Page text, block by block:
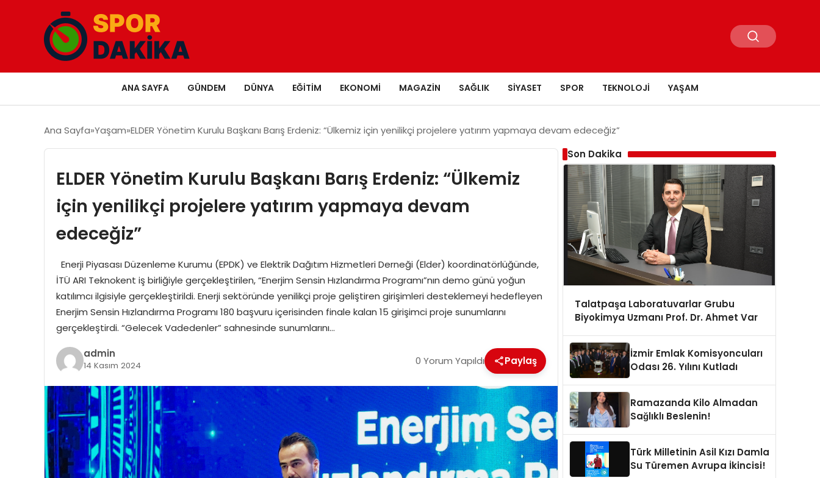
ANA SAYFA GÜNDEM DÜNYA EĞITIM EKONOMI MAGAZIN SAĞLIK SIYASET SPOR TEKNOLOJI YAŞAM
Ana Sayfa Yaşam ELDER Yönetim Kurulu Başkanı Barış Erdeniz: “Ülkemiz için yenilikçi projelere yatırım yapmaya devam edeceğiz”
ELDER Yönetim Kurulu Başkanı Barış Erdeniz: “Ülkemiz
için yenilikçi projelere yatırım yapmaya devam
edeceğiz”
Enerji Piyasası Düzenleme Kurumu (EPDK) ve Elektrik Dağıtım Hizmetleri Derneği (Elder) koordinatörlüğünde,
İTÜ ARI Teknokent iş birliğiyle gerçekleştirilen, “Enerjim Sensin Hızlandırma Programı”nın demo günü yoğun
katılımcı ilgisiyle gerçekleştirildi. Enerji sektöründe yenilikçi proje geliştiren girişimleri desteklemeyi hedefleyen
Enerjim Sensin Hızlandırma Programı 180 başvuru içerisinden finale kalan 15 girişimci proje sunumlarını
gerçekleştirdi. “Gelecek Vadedenler” sahnesinde sunumlarını…
admin
14 Kasım 2024 0 Yorum Yapıldı Paylaş
Son Dakika
Talatpaşa Laboratuvarlar Grubu
Biyokimya Uzmanı Prof. Dr. Ahmet Var
İzmir Emlak Komisyoncuları
Odası 26. Yılını Kutladı
Ramazanda Kilo Almadan
Sağlıklı Beslenin!
Türk Milletinin Asil Kızı Damla
Su Türemen Avrupa İkincisi!